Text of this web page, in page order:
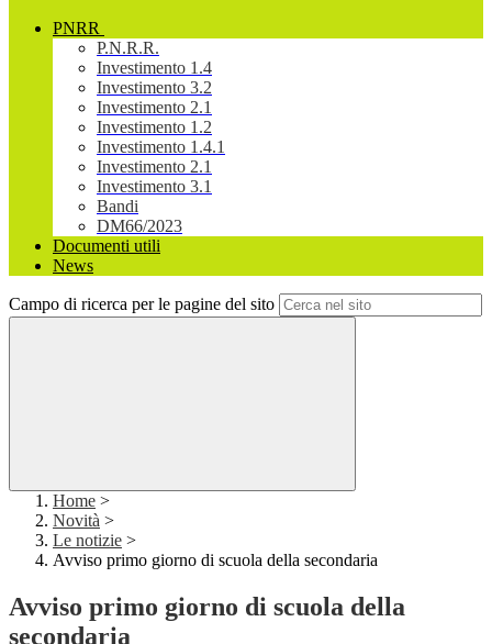
PNRR
P.N.R.R.
Investimento 1.4
Investimento 3.2
Investimento 2.1
Investimento 1.2
Investimento 1.4.1
Investimento 2.1
Investimento 3.1
Bandi
DM66/2023
Documenti utili
News
Campo di ricerca per le pagine del sito
Home >
Novità >
Le notizie >
Avviso primo giorno di scuola della secondaria
Avviso primo giorno di scuola della
secondaria